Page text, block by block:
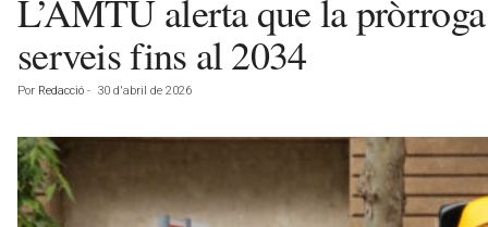
L’AMTU alerta que la
serveis fins al 2034
Por Redacció - 30 d'abril de 2026